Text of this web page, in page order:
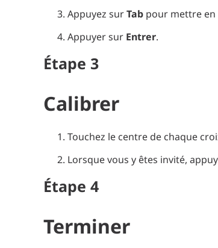
Appuyez surTab pour mettre en
Appuyer sur Entrer.
Étape 3
Calibrer
Touchez le centre de chaque
Lorsque vous y êtes invité,
Étape 4
Terminer